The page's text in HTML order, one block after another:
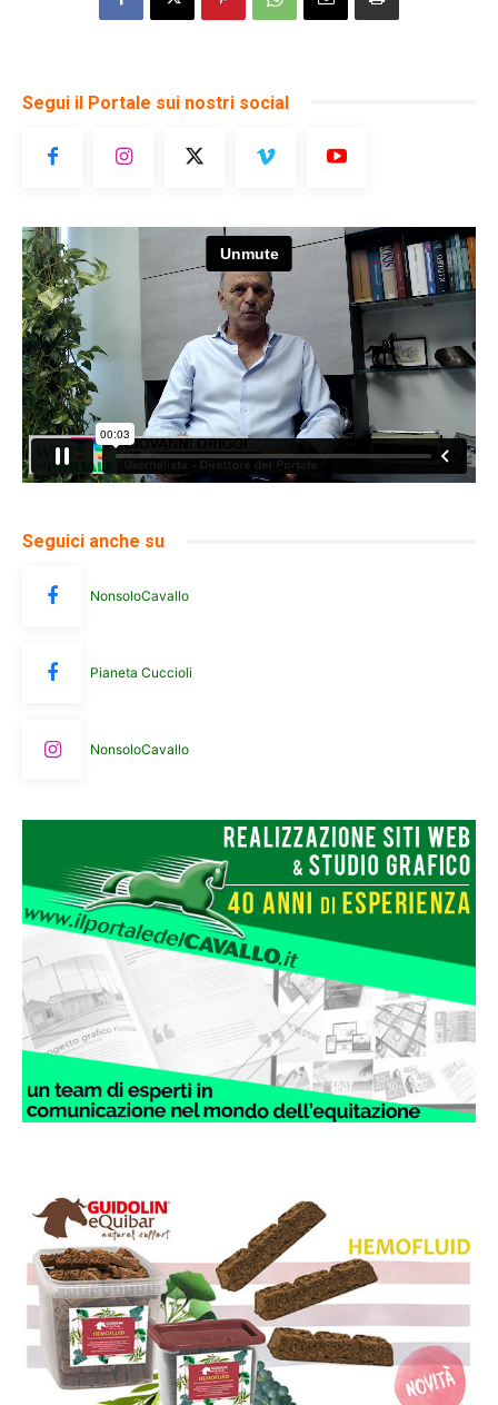
Segui il Portale sui nostri social
Seguici anche su
NonsoloCavallo
Pianeta Cuccioli
NonsoloCavallo